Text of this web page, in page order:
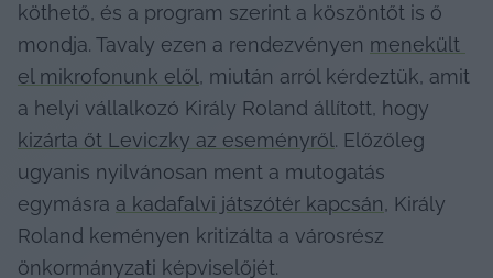
köthető, és a program szerint a köszöntőt is ő
mondja. Tavaly ezen a rendezvényen menekült
el mikrofonunk elől, miután arról kérdeztük, amit
kizárta őt Leviczky az eseményről. Előzőleg
ugyanis nyilvánosan ment a mutogatás
egymásra a kadafalvi játszótér kapcsán, Király
Roland keményen kritizálta a városrész
önkormányzati képviselőjét.